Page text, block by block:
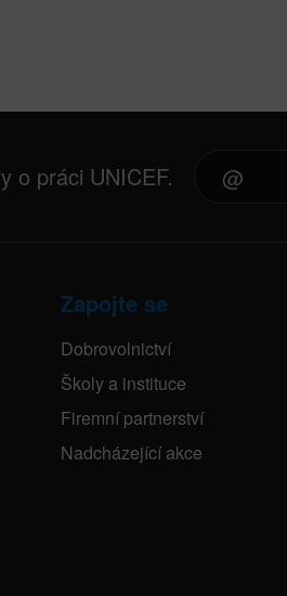
o práci UNICEF.
Zapojte se
Dobrovolnictví
Školy a instituce
Firemní partnerství
Nadcházející akce